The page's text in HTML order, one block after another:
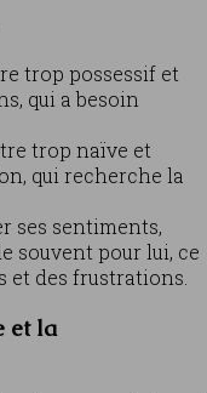
trop possessif et
qui a besoin
trop naïve et
qui recherche la
ses sentiments,
souvent pour lui, ce
et des frustrations.
et la